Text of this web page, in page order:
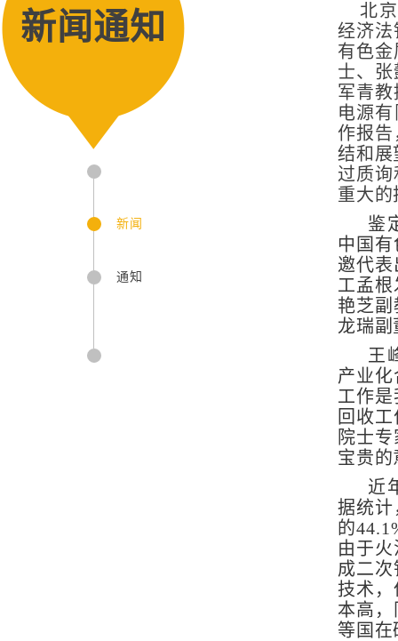
新闻通知
新闻
通知
北京
经济法
有色
士、
军青
电源
作报
结和展
过质
重大
鉴
中国
邀代
工孟
艳芝
龙瑞
王
产业
工作
回收
院士
宝贵的
近
据统计
的
由于
成二
技术
本高
等国在